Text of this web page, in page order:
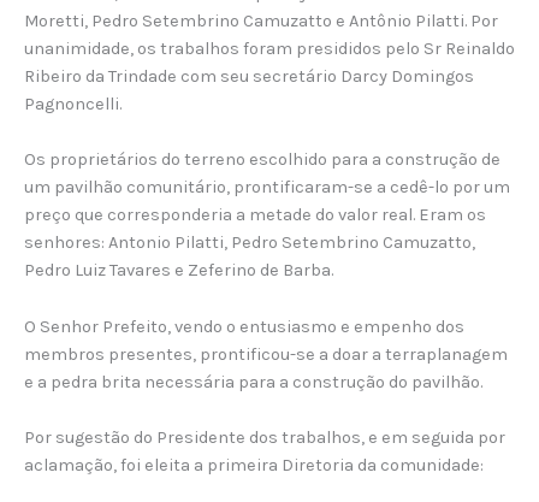
Moretti, Pedro Setembrino Camuzatto e Antônio Pilatti. Por
unanimidade, os trabalhos foram presididos pelo Sr Reinaldo
Ribeiro da Trindade com seu secretário Darcy Domingos
Pagnoncelli.
Os proprietários do terreno escolhido para a construção de
um pavilhão comunitário, prontificaram-se a cedê-lo por um
preço que corresponderia a metade do valor real. Eram os
senhores: Antonio Pilatti, Pedro Setembrino Camuzatto,
Pedro Luiz Tavares e Zeferino de Barba.
O Senhor Prefeito, vendo o entusiasmo e empenho dos
membros presentes, prontificou-se a doar a terraplanagem
e a pedra brita necessária para a construção do pavilhão.
Por sugestão do Presidente dos trabalhos, e em seguida por
aclamação, foi eleita a primeira Diretoria da comunidade: